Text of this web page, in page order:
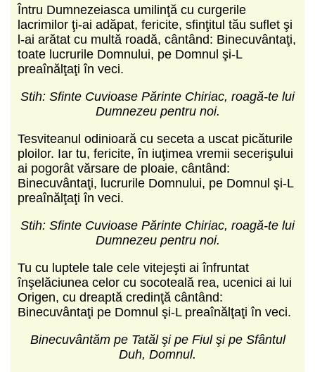
Întru Dumnezeiasca umilinţă cu curgerile
lacrimilor ţi-ai adăpat, fericite, sfinţitul tău suflet şi
l-ai arătat cu multă roadă, cântând: Binecuvântaţi,
toate lucrurile Domnului, pe Domnul şi-L
preaînălţaţi în veci.
Stih: Sfinte Cuvioase Părinte Chiriac, roagă-te lui
Dumnezeu pentru noi.
Tesviteanul odinioară cu seceta a uscat picăturile
ploilor. Iar tu, fericite, în iuţimea vremii secerişului
ai pogorât vărsare de ploaie, cântând:
Binecuvântaţi, lucrurile Domnului, pe Domnul şi-L
preaînălţaţi în veci.
Stih: Sfinte Cuvioase Părinte Chiriac, roagă-te lui
Dumnezeu pentru noi.
Tu cu luptele tale cele vitejeşti ai înfruntat
înşelăciunea celor cu socoteală rea, ucenici ai lui
Origen, cu dreaptă credinţă cântând:
Binecuvântaţi pe Domnul şi-L preaînălţaţi în veci.
Binecuvântăm pe Tatăl şi pe Fiul şi pe Sfântul
Duh, Domnul.